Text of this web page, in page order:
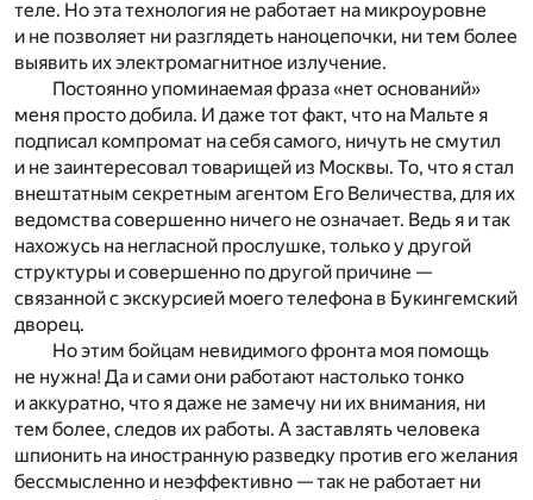
теле. Но эта технология не работает на микроуровне
и не позволяет ни разглядеть наноцепочки, ни тем более
выявить их электромагнитное излучение.
Постоянно упоминаемая фраза «нет оснований»
меня просто добила. И даже тот факт, что на Мальте я
подписал компромат на себя самого, ничуть не смутил
и не заинтересовал товарищей из Москвы. То, что я стал
внештатным секретным агентом Его Величества, для их
ведомства совершенно ничего не означает. Ведь я и так
нахожусь на негласной прослушке, только у другой
структуры и совершенно по другой причине —
связанной с экскурсией моего телефона в Букингемский
дворец.
Но этим бойцам невидимого фронта моя помощь
не нужна! Да и сами они работают настолько тонко
и аккуратно, что я даже не замечу ни их внимания, ни
тем более, следов их работы. А заставлять человека
шпионить на иностранную разведку против его желания
бессмысленно и неэффективно — так не работает ни